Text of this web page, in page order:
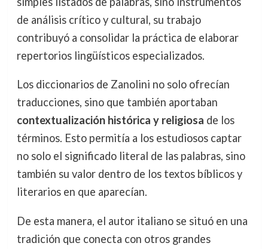
de análisis crítico y cultural, su trabajo
contribuyó a consolidar la práctica de elaborar
repertorios lingüísticos especializados.
Los diccionarios de Zanolini no solo ofrecían
traducciones, sino que también aportaban
contextualización histórica y religiosa de los
términos. Esto permitía a los estudiosos captar
no solo el significado literal de las palabras, sino
también su valor dentro de los textos bíblicos y
literarios en que aparecían.
De esta manera, el autor italiano se situó en una
tradición que conecta con otros grandes